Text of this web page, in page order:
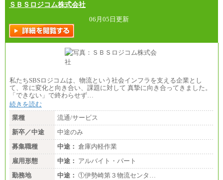
ＳＢＳロジコム株式会社
06月05日更新
私たちSBSロジコムは、物流という社会インフラを支える企業とし
て、常に変化と向き合い、課題に対して 真摯に向き合ってきました。
「できない」で終わらせず…
続きを読む
業種
流通/サービス
新卒／中途
中途のみ
募集職種
中途： 倉庫内軽作業
雇用形態
中途： アルバイト・パート
勤務地
中途： ①伊勢崎第３物流センタ…